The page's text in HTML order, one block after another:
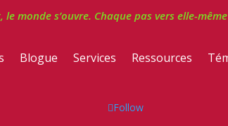
monde s’ouvre. Chaque pas vers elle-
Blogue Services Ressources
Follow